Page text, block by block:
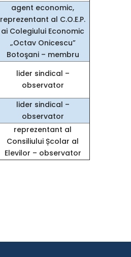
agent economic,
reprezentant al C.O.E.P.
ai Colegiului Economic
„Octav Onicescu”
Botoşani – membru
lider sindical –
observator
lider sindical –
observator
reprezentant al
Consiliului Școlar al
Elevilor – observator